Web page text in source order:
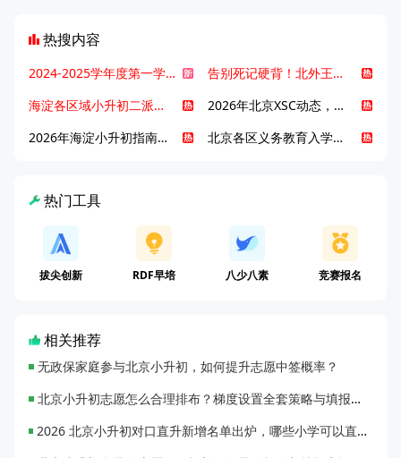
热搜内容
2024-2025学年度第一学期北京各区期末考试真题试卷汇总
告别死记硬背！北外王牌精读词汇课，帮孩子突破英语词汇难关
海淀各区域小升初二派全攻略合集！区域一至五志愿填报、升学策略详解
2026年北京XSC动态，持续更新中ing...
2026年海淀小升初指南，一文了解招生政策要点
北京各区义务教育入学咨询电话汇总，25年小升初家长提前收藏
热门工具
拔尖创新 RDF早培 八少八素 竞赛报名
相关推荐
无政保家庭参与北京小升初，如何提升志愿中签概率？
北京小升初志愿怎么合理排布？梯度设置全套策略与填报避坑指南
2026 北京小升初对口直升新增名单出炉，哪些小学可以直升优质初中？